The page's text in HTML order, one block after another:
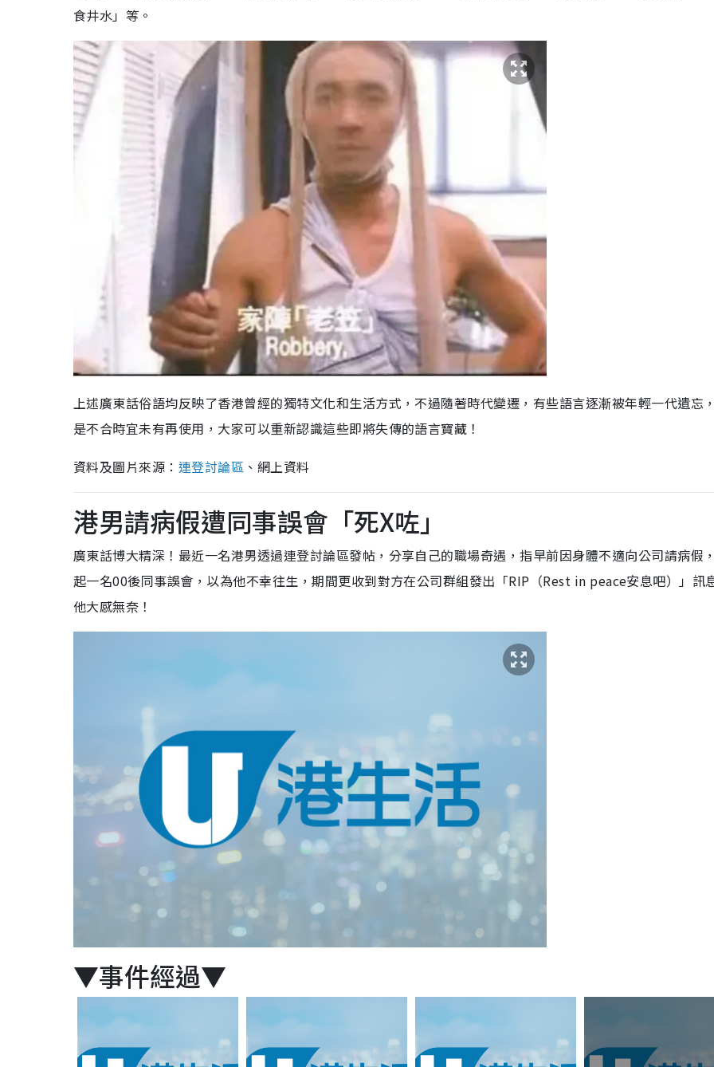
食井水」等。
上述廣東話俗語均反映了香港曾經的獨特文化和生活方式，不過隨著時代變遷，有些語言逐漸被年輕一代遺忘
是不合時宜未有再使用，大家可以重新認識這些即將失傳的語言寶藏！
資料及圖片來源： 連登討論區 、網上資料
港男請病假遭同事誤會「死X咗」
廣東話博大精深！最近一名港男透過連登討論區發帖，分享自己的職場奇遇，指早前因身體不適向公司請病假
起一名00後同事誤會，以為他不幸往生，期間更收到對方在公司群組發出「RIP（Rest in peace安息吧）」訊
他大感無奈！
▼事件經過▼